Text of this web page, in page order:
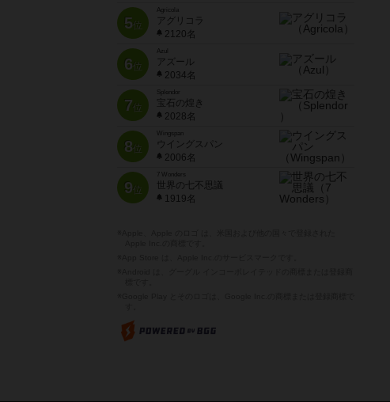
5位
Agricola
アグリコラ
2120名
6位
Azul
アズール
2034名
7位
宝石の煌き
2028名
8位
Wingspan
ウイングスパン
2006名
9位
7 Wonders
世界の七不思議
1919名